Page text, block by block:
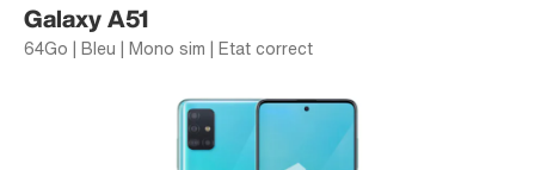
Galaxy A51
64Go | Bleu | Mono sim | Etat correct